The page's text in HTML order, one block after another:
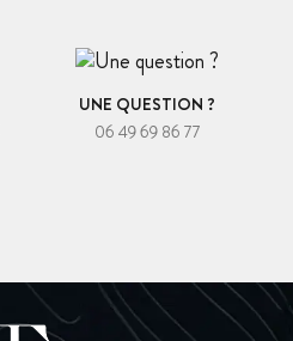
UNE QUESTION ?
06 49 69 86 77